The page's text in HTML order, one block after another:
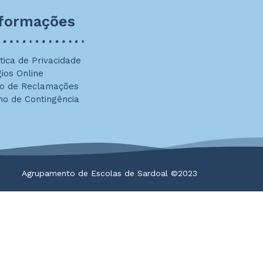
de Privacidade
Online
de Reclamações
de Contingência
Agrupamento de Escolas de Sardoal ©2023